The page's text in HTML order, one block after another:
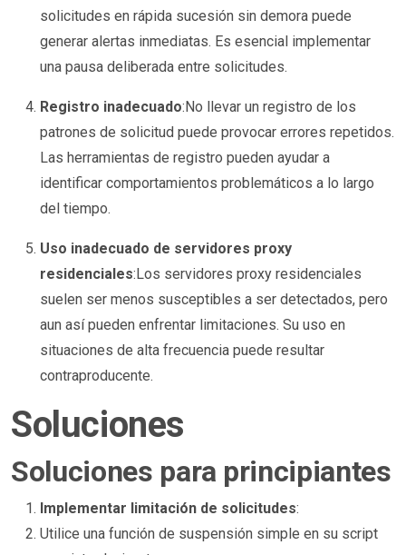
solicitudes en rápida sucesión sin demora puede
generar alertas inmediatas. Es esencial implementar
una pausa deliberada entre solicitudes.
Registro inadecuado:No llevar un registro de los
patrones de solicitud puede provocar errores repetidos.
Las herramientas de registro pueden ayudar a
identificar comportamientos problemáticos a lo largo
del tiempo.
Uso inadecuado de servidores proxy
residenciales:Los servidores proxy residenciales
suelen ser menos susceptibles a ser detectados, pero
aun así pueden enfrentar limitaciones. Su uso en
situaciones de alta frecuencia puede resultar
contraproducente.
Soluciones
Soluciones para principiantes
Implementar limitación de solicitudes:
Utilice una función de suspensión simple en su script